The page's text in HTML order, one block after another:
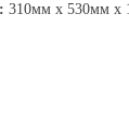
310мм x 530мм x